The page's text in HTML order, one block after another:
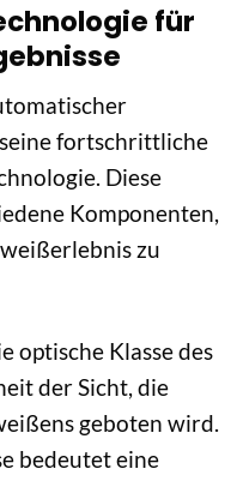
für
fortschrittliche
Diese
Komponenten,
zu
optische Klasse des
der Sicht, die
geboten wird.
bedeutet eine